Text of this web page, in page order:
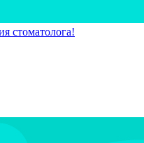
стоматолога!